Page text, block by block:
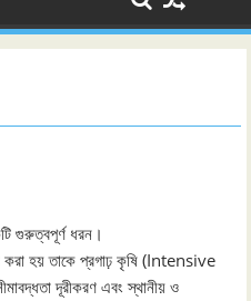
গুরুত্বপূর্ণ ধরন।
করা হয় তাকে প্রগাঢ় কৃষি (Intensive
দূরীকরণ এবং স্থানীয় ও